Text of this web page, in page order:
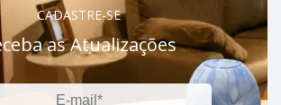
CADASTRE-SE
as Atualizações